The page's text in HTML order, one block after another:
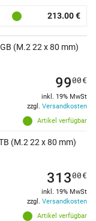
213.00 €
(M.2 22 x 80 mm)
Artikel verfügbar
9900€
inkl. 19% MwSt
zzgl. Versandkosten
(M.2 22 x 80 mm)
Artikel verfügbar
31300€
inkl. 19% MwSt
zzgl. Versandkosten